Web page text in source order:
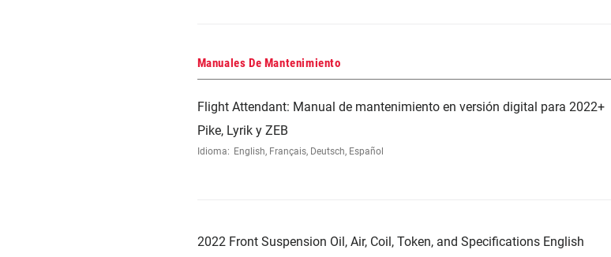
Manuales De Mantenimiento
Flight Attendant: Manual de mantenimiento en versión digital para 2022+
Pike, Lyrik y ZEB
Idioma: English, Français, Deutsch, Español
2022 Front Suspension Oil, Air, Coil, Token, and Specifications English